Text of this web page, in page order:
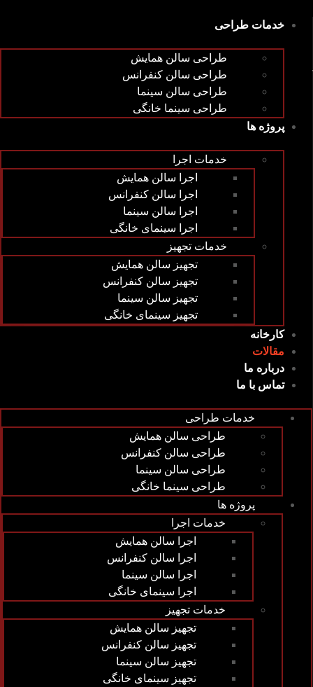
خدمات طراحی
طراحی سالن همایش
طراحی سالن کنفرانس
طراحی سالن سینما
طراحی سینما خانگی
پروژه ها
خدمات اجرا
اجرا سالن همایش
اجرا سالن کنفرانس
اجرا سالن سینما
اجرا سینمای خانگی
خدمات تجهیز
تجهیز سالن همایش
تجهیز سالن کنفرانس
تجهیز سالن سینما
تجهیز سینمای خانگی
کارخانه
مقالات
درباره ما
تماس با ما
خدمات طراحی
طراحی سالن همایش
طراحی سالن کنفرانس
طراحی سالن سینما
طراحی سینما خانگی
پروژه ها
خدمات اجرا
اجرا سالن همایش
اجرا سالن کنفرانس
اجرا سالن سینما
اجرا سینمای خانگی
خدمات تجهیز
تجهیز سالن همایش
تجهیز سالن کنفرانس
تجهیز سالن سینما
تجهیز سینمای خانگی